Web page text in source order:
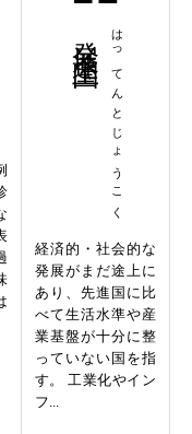
はってんとじょうこく
経済的・社会的な
発展がまだ途上に
あり、先進国に比
べて生活水準や産
業基盤が十分に整
っていない国を指
す。 工業化やイン
フ...